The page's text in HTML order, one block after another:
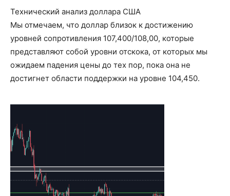
Технический анализ доллара США
Мы отмечаем, что доллар близок к достижению
уровней сопротивления 107,400/108,00, которые
представляют собой уровни отскока, от которых мы
ожидаем падения цены до тех пор, пока она не
достигнет области поддержки на уровне 104,450.